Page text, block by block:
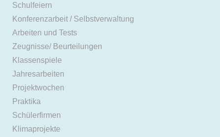
Schulfeiern
Konferenzarbeit / Selbstverwaltung
Arbeiten und Tests
Zeugnisse/ Beurteilungen
Klassenspiele
Jahresarbeiten
Projektwochen
Praktika
Schülerfirmen
Klimaprojekte